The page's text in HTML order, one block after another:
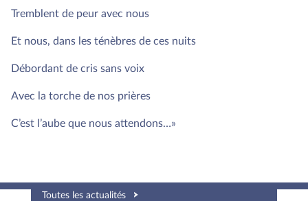
Tremblent de peur avec nous
Et nous, dans les ténèbres de ces nuits
Débordant de cris sans voix
Avec la torche de nos prières
C’est l’aube que nous attendons…»
Toutes les actualités